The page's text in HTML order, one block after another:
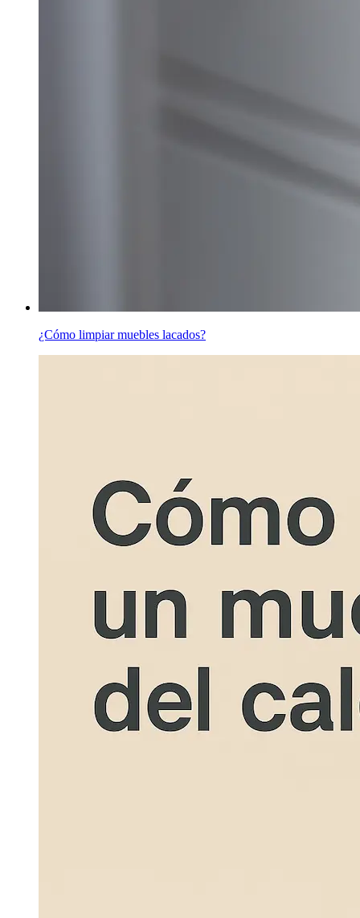
¿Cómo limpiar muebles lacados?